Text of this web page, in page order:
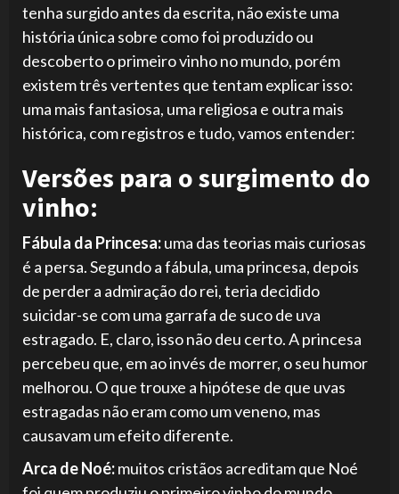
tenha surgido antes da escrita, não existe uma
história única sobre como foi produzido ou
descoberto o primeiro vinho no mundo, porém
existem três vertentes que tentam explicar isso:
uma mais fantasiosa, uma religiosa e outra mais
histórica, com registros e tudo, vamos entender:
Versões para o surgimento do
vinho:
Fábula da Princesa:uma das teorias mais curiosas
é a persa. Segundo a fábula, uma princesa, depois
de perder a admiração do rei, teria decidido
suicidar-se com uma garrafa de suco de uva
estragado. E, claro, isso não deu certo. A princesa
percebeu que, em ao invés de morrer, o seu humor
melhorou. O que trouxe a hipótese de que uvas
estragadas não eram como um veneno, mas
causavam um efeito diferente.
Arca de Noé:muitos cristãos acreditam que Noé